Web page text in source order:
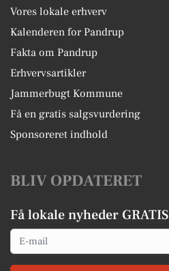
Vores lokale erhverv
Kalenderen for Pandrup
Fakta om Pandrup
Erhvervsartikler
Jammerbugt Kommune
Få en gratis salgsvurdering
Sponsoreret indhold
BLIV OPDATERET
Få lokale nyheder GRATIS
Email